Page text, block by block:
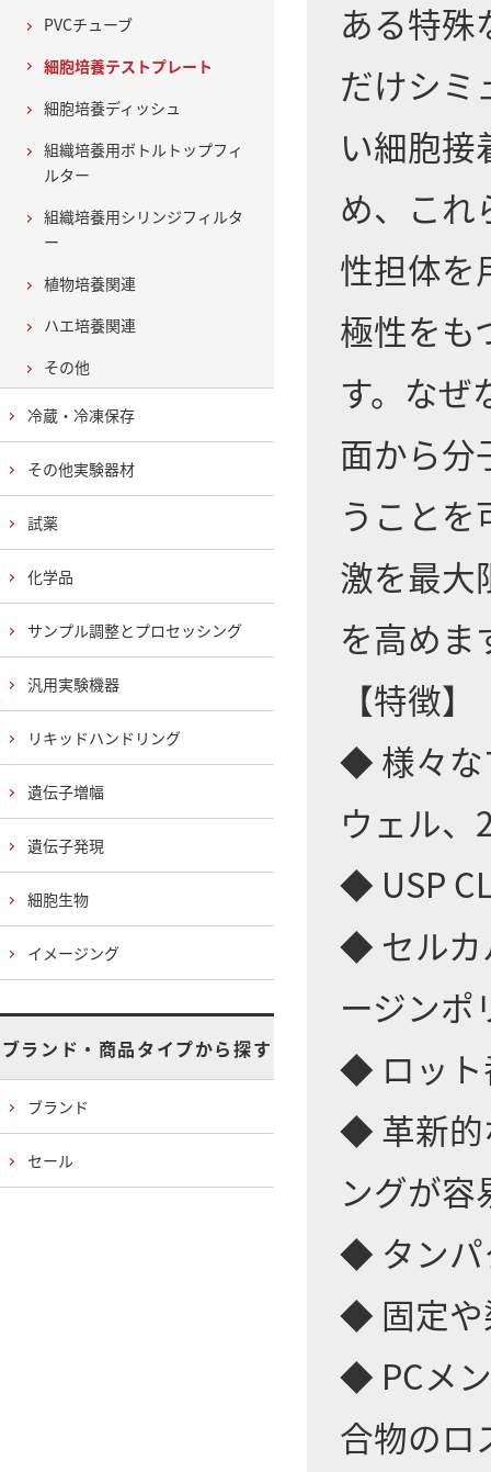
ある特殊
だけシミ
い細胞接
め、これ
性担体を
極性をも
す。なぜ
面から分
うこと
激を最大
を高めま
【特徴】
◆ 様々な
ウェル
◆ USP
◆ セルカ
ージンポ
◆ ロット
◆ 革新的
ングが容
◆ タンパ
◆ 固定や
◆ PCメ
合物のロ
PVCチューブ
細胞培養テストプレート
細胞培養ディッシュ
組織培養用ボトルトップフィ
ルター
組織培養用シリンジフィルタ
ー
植物培養関連
ハエ培養関連
その他
冷蔵・冷凍保存
その他実験器材
試薬
化学品
サンプル調整とプロセッシング
汎用実験機器
リキッドハンドリング
遺伝子増幅
遺伝子発現
細胞生物
イメージング
ブランド・商品タイプから探す
ブランド
セール